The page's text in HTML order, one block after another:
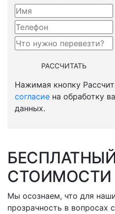
Нажимая кнопку
согласие на обработку
данных.
СТОИМОСТИ
Мы осознаем, что для
прозрачность в вопросах